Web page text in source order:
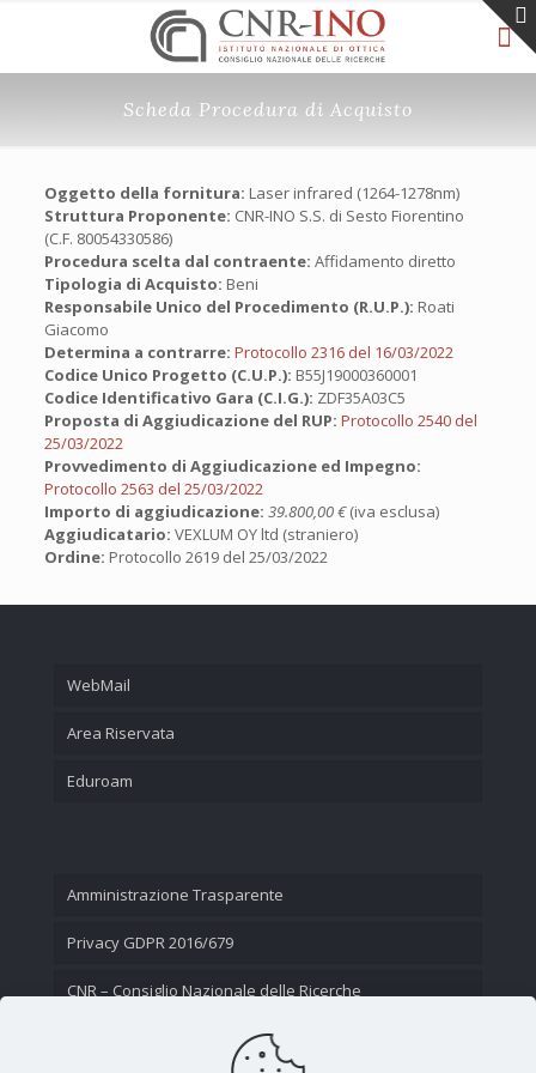
Scheda Procedura di Acquisto
Oggetto della fornitura: Laser infrared (1264-1278nm)
Struttura Proponente: CNR-INO S.S. di Sesto Fiorentino
(C.F. 80054330586)
Procedura scelta dal contraente: Affidamento diretto
Tipologia di Acquisto: Beni
Responsabile Unico del Procedimento (R.U.P.): Roati
Giacomo
Determina a contrarre: Protocollo 2316 del 16/03/2022
Codice Unico Progetto (C.U.P.): B55J19000360001
Codice Identificativo Gara (C.I.G.): ZDF35A03C5
Proposta di Aggiudicazione del RUP: Protocollo 2540 del
25/03/2022
Provvedimento di Aggiudicazione ed Impegno:
Protocollo 2563 del 25/03/2022
Importo di aggiudicazione: 39.800,00 €(iva esclusa)
Aggiudicatario: VEXLUM OY ltd (straniero)
Ordine: Protocollo 2619 del 25/03/2022
WebMail
Area Riservata
Eduroam
Amministrazione Trasparente
Privacy GDPR 2016/679
CNR – Consiglio Nazionale delle Ricerche